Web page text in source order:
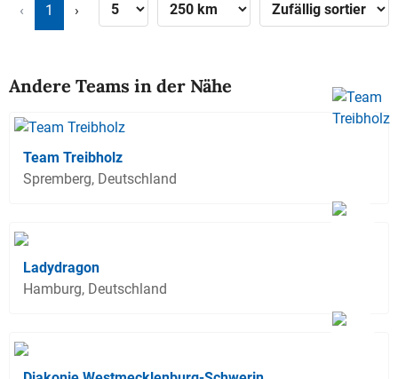
‹ 1 ›
Andere Teams in der Nähe
Team Treibholz
Spremberg, Deutschland
Ladydragon
Hamburg, Deutschland